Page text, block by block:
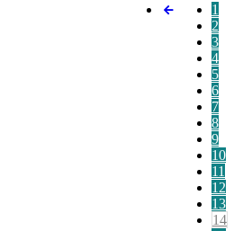
1
2
3
4
5
6
7
8
9
10
11
12
13
14